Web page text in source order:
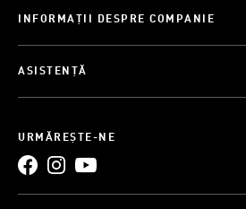
INFORMAȚII DESPRE COMPANIE
ASISTENȚĂ
URMĂREȘTE-NE